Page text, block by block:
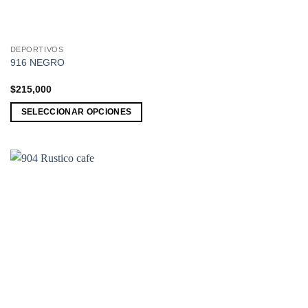
DEPORTIVOS
916 NEGRO
$215,000
SELECCIONAR OPCIONES
Este
producto
tiene
variantes.
se